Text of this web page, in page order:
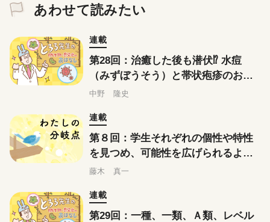
あわせて読みたい
連載
第28回：治癒した後も潜伏⁉ 水痘
（みずぼうそう）と帯状疱疹のおは
なし
中野 隆史
連載
第８回：学生それぞれの個性や特性
を見つめ、可能性を広げられるよう
に
藤木 真一
連載
第29回：一種、一類、Ａ類、レベル